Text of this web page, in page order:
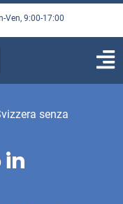
Ven, 9:00-17:00
senza